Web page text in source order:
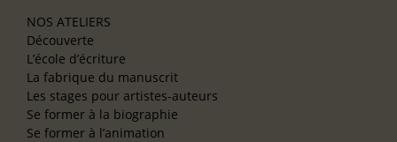
NOS ATELIERS
Découverte
L’école d’écriture
La fabrique du manuscrit
Les stages pour artistes-auteurs
Se former à la biographie
Se former à l’animation